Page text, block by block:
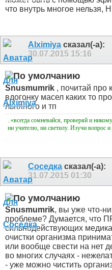
что внутрь многое нельзя,
Alximiya сказал(-а):
30.07.2015 15:16
Snusmumrik , почитай про
вдогонку масел каких то
льняного и тп
..«всегда сомневайся, проверяй и
ни учителю, ни светилу. Изучи вопрос и
Соседка сказал(-а):
31.07.2015 01:30
Snusmumrik, вы уже что-
проблеме? Думается, что
сильнодействующих
очистки организма
или вообще свести на нет
во многих случаях -
- уже можно чистить